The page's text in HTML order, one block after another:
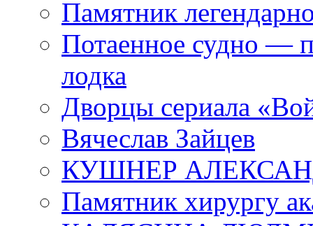
Памятник
Потаенное судно —
лодка
Дворцы сериала
Вячеслав Зайцев
КУШНЕР
Памятник хирургу